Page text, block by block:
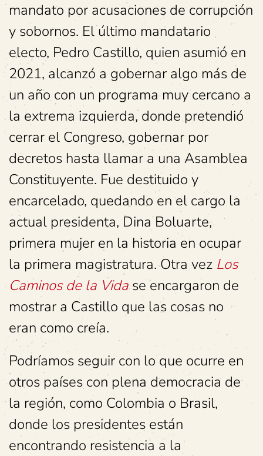
mandato por acusaciones de corrupción
y sobornos. El último mandatario
electo, Pedro Castillo, quien asumió en
2021, alcanzó a gobernar algo más de
un año con un programa muy cercano a
la extrema izquierda, donde pretendió
cerrar el Congreso, gobernar por
decretos hasta llamar a una Asamblea
Constituyente. Fue destituido y
encarcelado, quedando en el cargo la
actual presidenta, Dina Boluarte,
primera mujer en la historia en ocupar
la primera magistratura. Otra vez Los
Caminos de la Vidase encargaron de
mostrar a Castillo que las cosas no
eran como creía.
Podríamos seguir con lo que ocurre en
otros países con plena democracia de
la región, como Colombia o Brasil,
donde los presidentes están
encontrando resistencia a la